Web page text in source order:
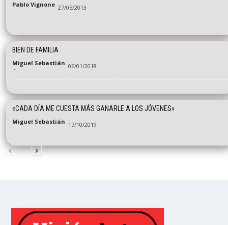
Pablo Vignone
- 27/05/2013
BIEN DE FAMILIA
Miguel Sebastián
- 06/01/2018
«CADA DÍA ME CUESTA MÁS GANARLE A LOS JÓVENES»
Miguel Sebastián
- 17/10/2019